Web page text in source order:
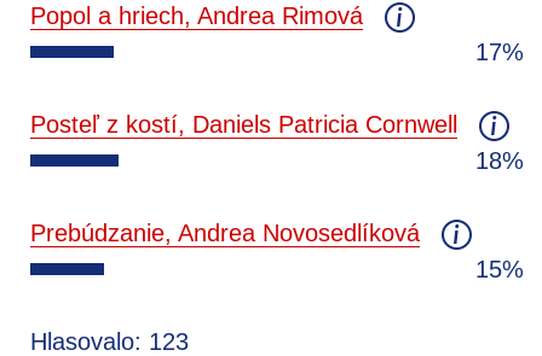
Popol a hriech, Andrea Rimová
17%
Posteľ z kostí, Daniels Patricia Cornwell
18%
Prebúdzanie, Andrea Novosedlíková
15%
Hlasovalo: 123